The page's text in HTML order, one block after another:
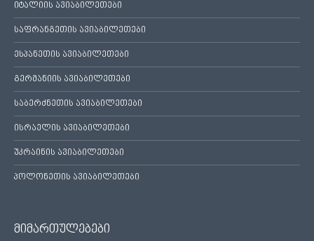
იტალიის ავიაბილეთები
საფრანგეთის ავიაბილეთები
ესპანეთის ავიაბილეთები
გერმანიის ავიაბილეთები
საბერძნეთის ავიაბილეთები
ისრაელის ავიაბილეთები
უკრაინის ავიაბილეთები
პოლონეთის ავიაბილეთები
მიმართულებები